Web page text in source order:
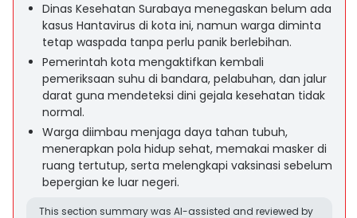
Dinas Kesehatan Surabaya menegaskan belum ada
kasus Hantavirus di kota ini, namun warga diminta
tetap waspada tanpa perlu panik berlebihan.
Pemerintah kota mengaktifkan kembali
pemeriksaan suhu di bandara, pelabuhan, dan jalur
darat guna mendeteksi dini gejala kesehatan tidak
normal.
Warga diimbau menjaga daya tahan tubuh,
menerapkan pola hidup sehat, memakai masker di
ruang tertutup, serta melengkapi vaksinasi sebelum
bepergian ke luar negeri.
This section summary was AI-assisted and reviewed by